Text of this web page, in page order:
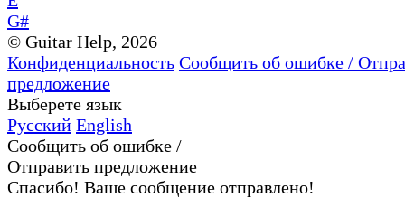
G#
© Guitar Help, 2026
Конфиденциальность Сообщить об ошибке /
предложение
Выберете язык
Русский English
Сообщить об ошибке /
Отправить предложение
Спасибо! Ваше сообщение отправлено!